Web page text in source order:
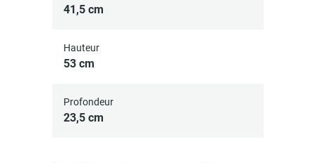
41,5 cm
Hauteur
53 cm
Profondeur
23,5 cm